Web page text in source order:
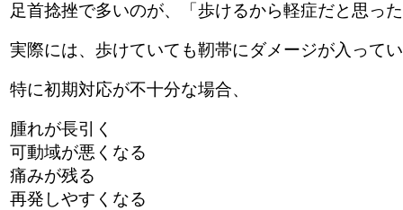
足首捻挫で多いのが、「歩けるから軽症だと思っ
実際には、歩けていても靭帯にダメージが入って
特に初期対応が不十分な場合、
腫れが長引く
可動域が悪くなる
痛みが残る
再発しやすくなる